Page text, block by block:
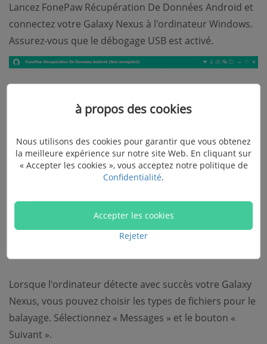
Lancez FonePaw Récupération De Données Android et
connectez votre Galaxy Nexus à l'ordinateur Windows.
Assurez-vous que le débogage USB est activé.
Lorsque l'ordinateur détecte avec succès votre Galaxy
Nexus, vous pouvez choisir les types de fichiers pour le
balayage. Sélectionnez « Messages » et le bouton «
Suivant ».
à propos des cookies
Nous utilisons des cookies pour garantir que vous obtenez
la meilleure expérience sur notre site Web. En cliquant sur
« Accepter les cookies », vous acceptez notre politique de
Confidentialité.
Accepter les cookies
Rejeter